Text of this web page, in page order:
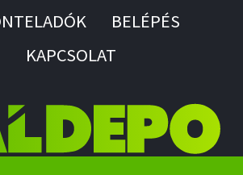
BELÉPÉS
KAPCSOLAT